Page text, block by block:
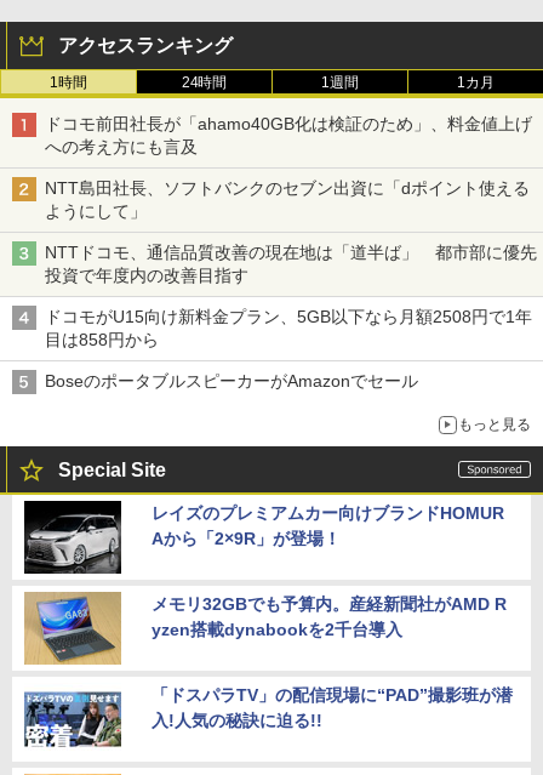
アクセスランキング
1時間 24時間 1週間 1カ月
ドコモ前田社長が「ahamo40GB化は検証のため」、料金値上げ
への考え方にも言及
NTT島田社長、ソフトバンクのセブン出資に「dポイント使える
ようにして」
NTTドコモ、通信品質改善の現在地は「道半ば」 都市部に優先
投資で年度内の改善目指す
ドコモがU15向け新料金プラン、5GB以下なら月額2508円で1年
目は858円から
BoseのポータブルスピーカーがAmazonでセール
もっと見る
Special Site
レイズのプレミアムカー向けブランドHOMUR
Aから「2×9R」が登場！
メモリ32GBでも予算内。産経新聞社がAMD R
yzen搭載dynabookを2千台導入
「ドスパラTV」の配信現場に“PAD”撮影班が潜
入!人気の秘訣に迫る!!